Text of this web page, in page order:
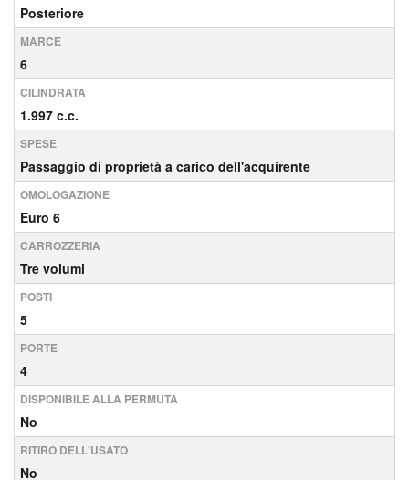
Posteriore
MARCE
6
CILINDRATA
1.997 c.c.
SPESE
Passaggio di proprietà a carico dell'acquirente
OMOLOGAZIONE
Euro 6
CARROZZERIA
Tre volumi
POSTI
5
PORTE
4
DISPONIBILE ALLA PERMUTA
No
RITIRO DELL'USATO
No